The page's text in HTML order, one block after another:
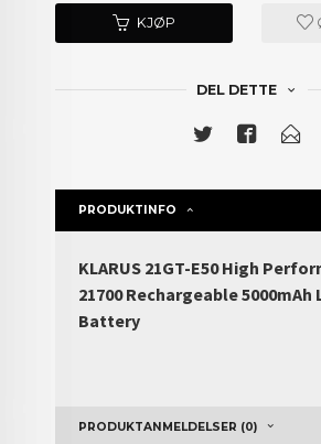
KJØP
DEL DETTE
PRODUKTINFO
KLARUS 21GT-E50 High
21700 Rechargeable 5000mAh
Battery
PRODUKTANMELDELSER (0)